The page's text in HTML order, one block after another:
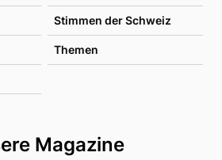
Stimmen der Schweiz
Themen
Magazine